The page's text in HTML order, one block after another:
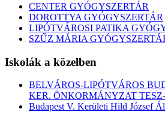
CENTER GYÓGYSZERTÁR
DOROTTYA GYÓGYSZERTÁR
LIPÓTVÁROSI PATIKA
SZŰZ MÁRIA
Iskolák a közelben
BELVÁROS-LIPÓTVÁROS
KER. ÖNKORMÁNYZAT
Budapest V. Kerületi Hild József